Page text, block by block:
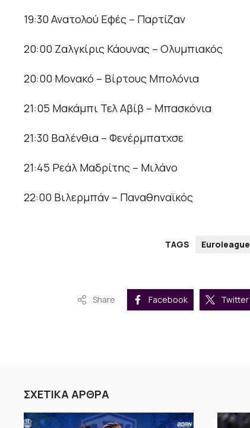
19:30 Ανατολού Εφές – Παρτίζαν
20:00 Ζαλγκίρις Κάουνας – Ολυμπιακός
20:00 Μονακό – Βίρτους Μπολόνια
21:05 Μακάμπι Τελ Αβίβ – Μπασκόνια
21:30 Βαλένθια – Φενέρμπατχσε
21:45 Ρεάλ Μαδρίτης – Μιλάνο
22:00 Βιλερμπάν – Παναθηναϊκός
TAGS Euroleague
Share Facebook Twitter
ΣΧΕΤΙΚΑ ΑΡΘΡΑ